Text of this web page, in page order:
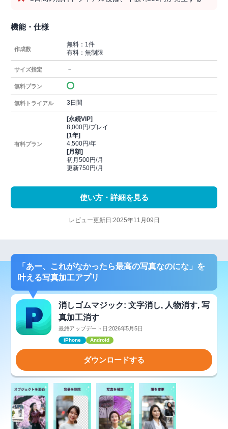
機能・仕様
作成数
無料：1件
有料：無制限
サイズ指定 －
無料プラン
無料トライアル 3日間
有料プラン
[永続VIP]
8,000円/プレイ
[1年]
4,500円/年
[月額]
初月500円/月
更新750円/月
使い方・詳細を見る
レビュー更新日:2025年11月09日
「あー、これがなかったら最高の写真なのにな」を
叶える写真加工アプリ
消しゴムマジック: 文字消し, 人物消す, 写
真加工消す
最終アップデート日:2026年5月5日
iPhone Android
ダウンロードする